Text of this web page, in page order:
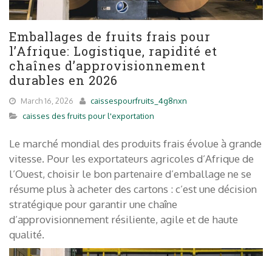
Emballages de fruits frais pour
l’Afrique: Logistique, rapidité et
chaînes d’approvisionnement
durables en 2026
March 16, 2026
caissespourfruits_4g8nxn
caisses des fruits pour l'exportation
Le marché mondial des produits frais évolue à grande
vitesse. Pour les exportateurs agricoles d’Afrique de
l’Ouest, choisir le bon partenaire d’emballage ne se
résume plus à acheter des cartons : c’est une décision
stratégique pour garantir une chaîne
d’approvisionnement résiliente, agile et de haute
qualité.